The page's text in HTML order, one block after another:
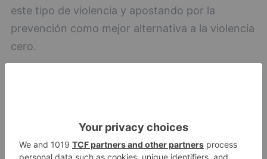
este tipo de violencia y apostando por la
prevención como mejor alternativa a la violencia
cero.